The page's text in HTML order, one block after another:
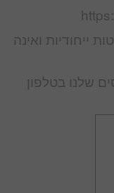
ייחודיות ואינה
שלנו בטלפון